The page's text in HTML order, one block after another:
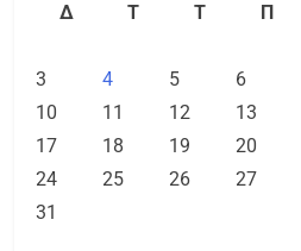
Δ
Τ Τ Π
3
4 5 6
10
11 12 13
17
18 19 20
24
25 26 27
31